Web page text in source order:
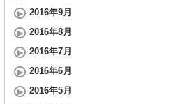
2016年9月
2016年8月
2016年7月
2016年6月
2016年5月